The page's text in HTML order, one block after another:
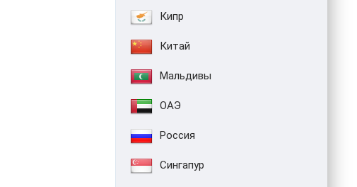
Кипр
Китай
Мальдивы
ОАЭ
Россия
Сингапур